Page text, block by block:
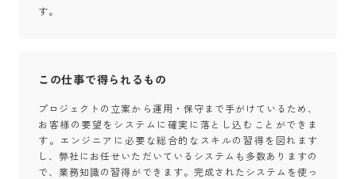
す。
この仕事で得られるもの
プロジェクトの立案から運用・保守まで手がけているため、
お客様の要望をシステムに確実に落とし込むことができま
す。エンジニアに必要な総合的なスキルの習得を図れます
し、弊社にお任せいただいているシステムも多数ありますの
で、業務知識の習得ができます。完成されたシステムを使っ